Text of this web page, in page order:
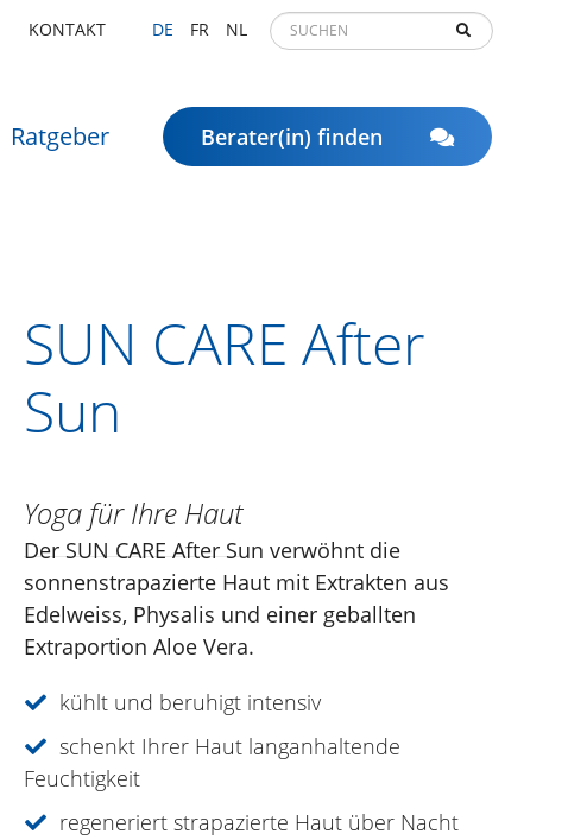
KONTAKT DE FR NL
Ratgeber Berater(in) finden
SUN CARE After
Sun
Yoga für Ihre Haut
Der SUN CARE After Sun verwöhnt die
sonnenstrapazierte Haut mit Extrakten aus
Edelweiss, Physalis und einer geballten
Extraportion Aloe Vera.
kühlt und beruhigt intensiv
schenkt Ihrer Haut langanhaltende
Feuchtigkeit
regeneriert strapazierte Haut über Nacht